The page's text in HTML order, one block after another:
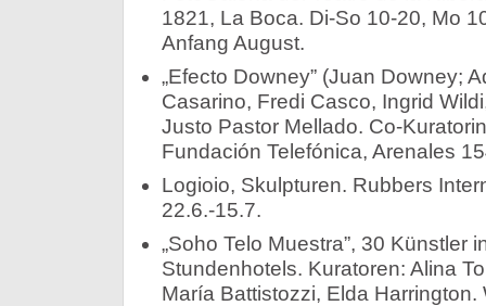
1821, La Boca. Di-So 10-20, Mo
Anfang August.
„Efecto Downey” (Juan Downey;
Casarino, Fredi Casco, Ingrid
Justo Pastor Mellado. Co-
Fundación Telefónica, Arenales
Logioio, Skulpturen. Rubbers
22.6.-15.7.
„Soho Telo Muestra”, 30 Künstler
Stundenhotels. Kuratoren: Alina
María Battistozzi, Elda